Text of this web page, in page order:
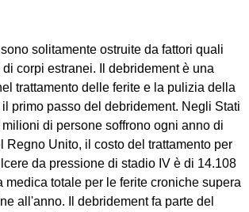
solitamente ostruite da fattori quali
corpi estranei. Il debridement è una
trattamento delle ferite e la pulizia della
primo passo del debridement. Negli Stati
di persone soffrono ogni anno di
Regno Unito, il costo del trattamento per
da pressione di stadio IV è di 14.108
medica totale per le ferite croniche supera
all'anno. Il debridement fa parte del